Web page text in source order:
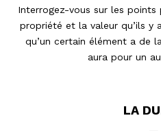
Interrogez-vous sur les
propriété et la valeur qu’ils y
qu’un certain élément a de
aura pour un
LA